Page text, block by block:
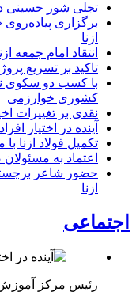
تجلی شور حسینی
برگزاری
ازنا
انتقاد امام جمعه
تاکید بر تسریع
با کسب دو سکوی
کشوری خوارزمی
نقدی بر تغییرات
آینده در اختیار
تکمیل فولاد ازنا
اعتماد به
حضور شاعر
ازنا
اجتماعی
رئیس مرکز آموزش